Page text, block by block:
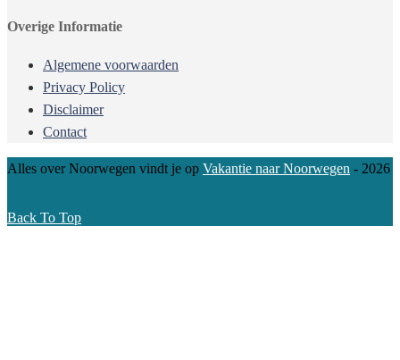
Overige Informatie
Algemene voorwaarden
Privacy Policy
Disclaimer
Contact
Alles over Noorwegen vindt je op Vakantie naar Noorwegen - 2026
Back To Top